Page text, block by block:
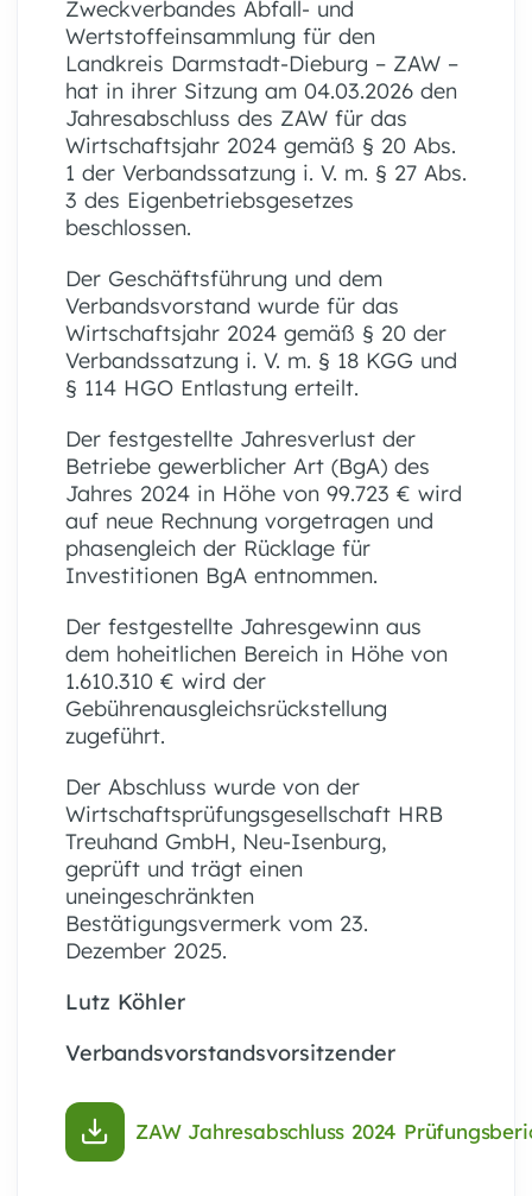
Zweckverbandes Abfall- und
Wertstoffeinsammlung für den
Landkreis Darmstadt-Dieburg – ZAW –
hat in ihrer Sitzung am 04.03.2026 den
Jahresabschluss des ZAW für das
Wirtschaftsjahr 2024 gemäß § 20 Abs.
1 der Verbandssatzung i. V. m. § 27 Abs.
3 des Eigenbetriebsgesetzes
beschlossen.
Der Geschäftsführung und dem
Verbandsvorstand wurde für das
Wirtschaftsjahr 2024 gemäß § 20 der
Verbandssatzung i. V. m. § 18 KGG und
§ 114 HGO Entlastung erteilt.
Der festgestellte Jahresverlust der
Betriebe gewerblicher Art (BgA) des
Jahres 2024 in Höhe von 99.723 € wird
auf neue Rechnung vorgetragen und
phasengleich der Rücklage für
Investitionen BgA entnommen.
Der festgestellte Jahresgewinn aus
dem hoheitlichen Bereich in Höhe von
1.610.310 € wird der
Gebührenausgleichsrückstellung
zugeführt.
Der Abschluss wurde von der
Wirtschaftsprüfungsgesellschaft HRB
Treuhand GmbH, Neu-Isenburg,
geprüft und trägt einen
uneingeschränkten
Bestätigungsvermerk vom 23.
Dezember 2025.
Lutz Köhler
Verbandsvorstandsvorsitzender
ZAW Jahresabschluss 2024